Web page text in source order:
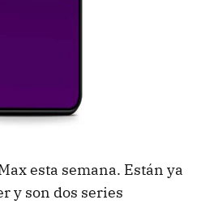
esta semana. Están ya
y son dos series